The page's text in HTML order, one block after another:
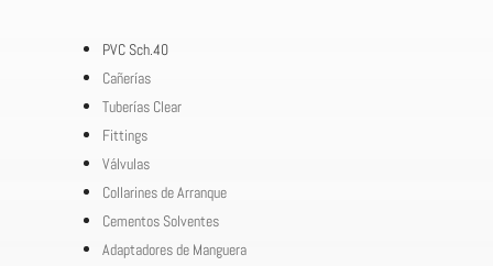
PVC Sch.40
Cañerías
Tuberías Clear
Fittings
Válvulas
Collarines de Arranque
Cementos Solventes
Adaptadores de Manguera